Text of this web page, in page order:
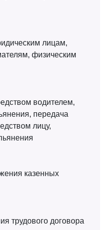
лицам,
физическим
водителем,
передача
лицу,
казенных
трудового договора